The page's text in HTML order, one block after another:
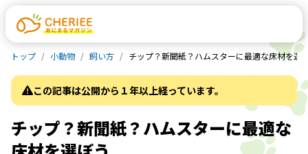
トップ 小動物 飼い方 チップ？新聞紙？ハムスターに最適な床材を選
この記事は公開から１年以上経っています。
チップ？新聞紙？ハムスターに最適な